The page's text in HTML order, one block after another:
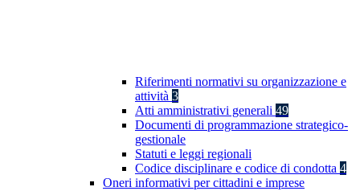
Riferimenti normativi su organizzazione e
attività 3
Atti amministrativi generali 49
Documenti di programmazione strategico-
gestionale
Statuti e leggi regionali
Codice disciplinare e codice di condotta 4
Oneri informativi per cittadini e imprese